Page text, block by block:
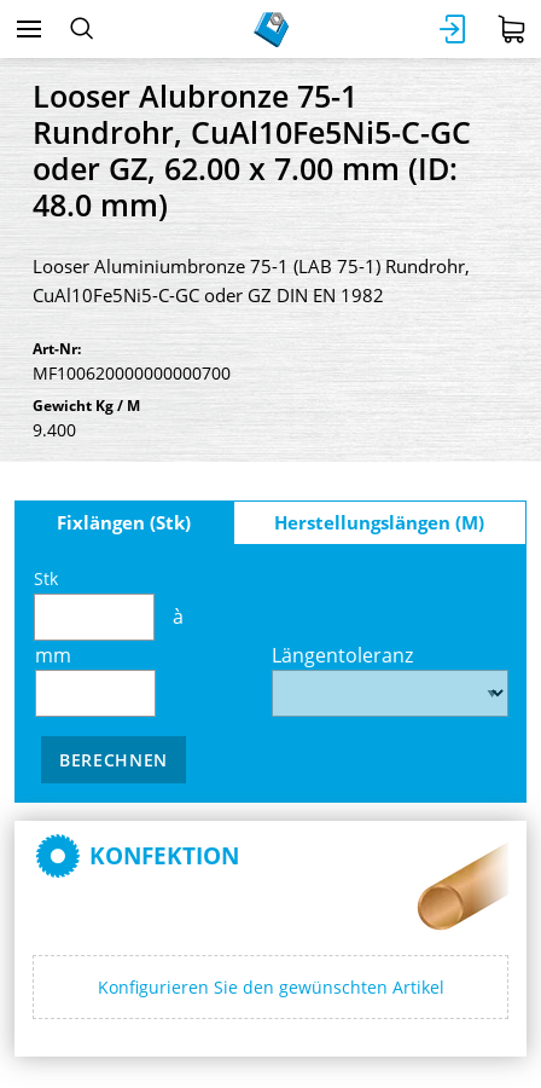
Looser Alubronze 75-1
Rundrohr, CuAl10Fe5Ni5-C-GC
oder GZ, 62.00 x 7.00 mm (ID:
48.0 mm)
Looser Aluminiumbronze 75-1 (LAB 75-1) Rundrohr,
CuAl10Fe5Ni5-C-GC oder GZ DIN EN 1982
Art-Nr:
MF100620000000000700
Gewicht Kg / M
9.400
Fixlängen (Stk) Herstellungslängen (M)
Stk
à
mm
Längentoleranz
BERECHNEN
KONFEKTION
Konfigurieren Sie den gewünschten Artikel